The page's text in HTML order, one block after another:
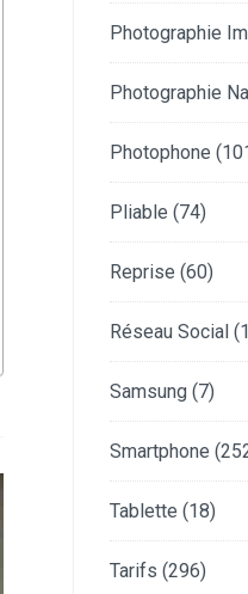
Photographie
Photographie
Photophone
Pliable (74)
Reprise (60)
Réseau Social
Samsung (7)
Smartphone
Tablette (18)
Tarifs (296)